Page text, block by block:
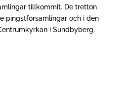
tillkommit. De tretton
pingstförsamlingar och i den
i Sundbyberg.